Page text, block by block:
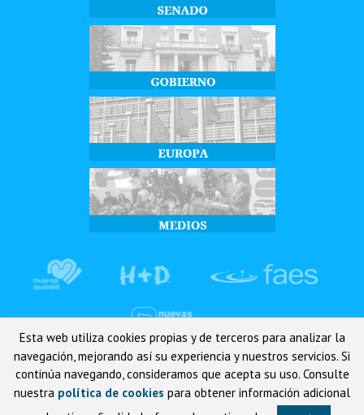
© Partido Popular de Osuna - C/Carrera 53 2º derecha 41640, Osuna
(Sevilla), Teléfono 955 821 072.
El uso de este sitio implica la aceptación delaviso legal, lapolítica de
Esta web utiliza cookies propias y de terceros para analizar la
navegación, mejorando así su experiencia y nuestros servicios. Si
continúa navegando, consideramos que acepta su uso. Consulte
nuestra política de cookies para obtener información adicional